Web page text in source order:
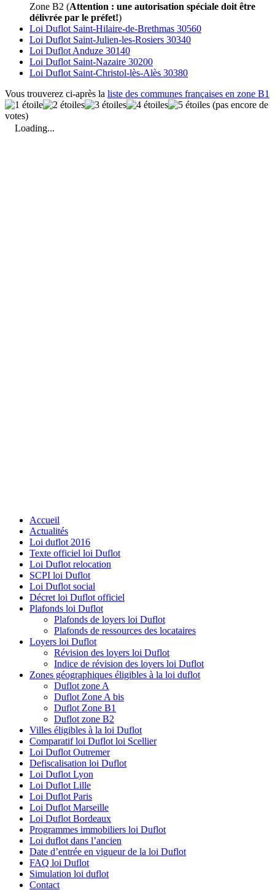
Zone B2 (Attention : une autorisation spéciale doit être
délivrée par le préfet!)
Loi Duflot Saint-Hilaire-de-Brethmas 30560
Loi Duflot Saint-Julien-les-Rosiers 30340
Loi Duflot Anduze 30140
Loi Duflot Saint-Nazaire 30200
Loi Duflot Saint-Christol-lès-Alès 30380
Vous trouverez ci-après la liste des communes françaises en zone B1
(pas encore de
votes)
Loading...
Accueil
Actualités
Loi duflot 2016
Texte officiel loi Duflot
Loi Duflot relocation
SCPI loi Duflot
Loi Duflot social
Décret loi Duflot officiel
Plafonds loi Duflot
Plafonds de loyers loi Duflot
Plafonds de ressources des locataires
Loyers loi Duflot
Révision des loyers loi Duflot
Indice de révision des loyers loi Duflot
Zones géographiques éligibles à la loi duflot
Duflot zone A
Duflot Zone A bis
Duflot Zone B1
Duflot zone B2
Villes éligibles à la loi Duflot
Comparatif loi Duflot loi Scellier
Loi Duflot Outremer
Defiscalisation loi Duflot
Loi Duflot Lyon
Loi Duflot Lille
Loi Duflot Paris
Loi Duflot Marseille
Loi Duflot Bordeaux
Programmes immobiliers loi Duflot
Loi duflot dans l’ancien
Date d’entrée en vigueur de la loi Duflot
FAQ loi Duflot
Simulation loi duflot
Contact